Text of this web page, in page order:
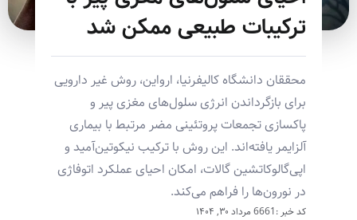
ترکیبات طبیعی ممکن شد
محققان دانشگاه کالیفرنیا، ارواین، روش غیر دارویی
برای بازگرداندن انرژی سلول‌های مغزی پیر و
پاکسازی تجمعات پروتئینی مضر مرتبط با بیماری
آلزایمر یافته‌اند. این روش با ترکیب نیکوتین‌آمید و
اپی‌گالوکاتشین گالات، امکان احیای عملکرد اتوفاژی
در نورون‌ها را فراهم می‌کند.
کد خبر :6661 مرداد ۳۰, ۱۴۰۴